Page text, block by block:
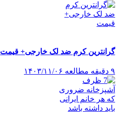
گرانترین کرم ضد لک خارجی+ قیمت
۹ دقیقه مطالعه ۱۴۰۳/۱۱/۰۶